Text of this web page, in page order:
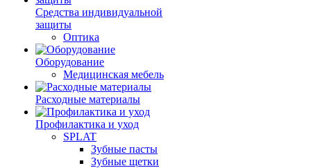
Средства индивидуальной
защиты
Оптика
Оборудование
Медицинская мебель
Расходные материалы
Профилактика и уход
SPLAT
Зубные пасты
Зубные щетки